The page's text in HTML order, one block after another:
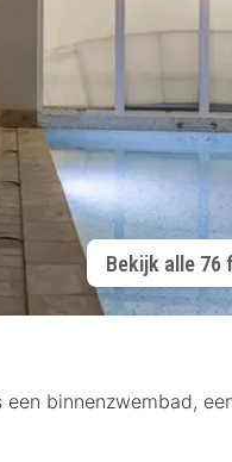
Bekijk alle 76
binnenzwembad,